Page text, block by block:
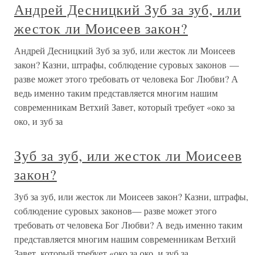
Андрей Десницкий Зуб за зуб, или
жесток ли Моисеев закон?
Андрей Десницкий Зуб за зуб, или жесток ли Моисеев
закон? Казни, штрафы, соблюдение суровых законов —
разве может этого требовать от человека Бог Любви? А
ведь именно таким представляется многим нашим
современникам Ветхий Завет, который требует «око за
око, и зуб за
Зуб за зуб, или жесток ли Моисеев
закон?
Зуб за зуб, или жесток ли Моисеев закон? Казни, штрафы,
соблюдение суровых законов— разве может этого
требовать от человека Бог Любви? А ведь именно таким
представляется многим нашим современникам Ветхий